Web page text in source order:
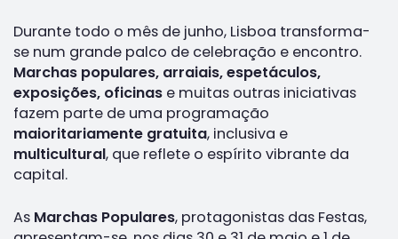
Durante todo o mês de junho, Lisboa transforma-
se num grande palco de celebração e encontro.
Marchas populares, arraiais, espetáculos,
exposições, oficinas e muitas outras iniciativas
fazem parte de uma programação
maioritariamente gratuita, inclusiva e
multicultural, que reflete o espírito vibrante da
capital.
As Marchas Populares, protagonistas das Festas,